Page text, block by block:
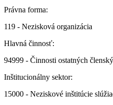
Právna forma:
119 - Nezisková organizácia
Hlavná činnosť:
94999 - Činnosti ostatných
Inštitucionálny sektor:
15000 - Neziskové inštitúcie